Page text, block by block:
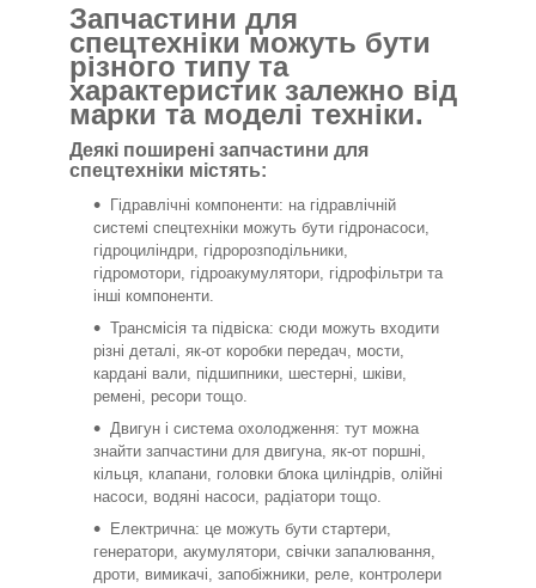
Запчастини для
спецтехніки можуть бути
різного типу та
характеристик залежно від
марки та моделі техніки.
Деякі поширені запчастини для
спецтехніки містять:
Гідравлічні компоненти: на гідравлічній
системі спецтехніки можуть бути гідронасоси,
гідроциліндри, гідророзподільники,
гідромотори, гідроакумулятори, гідрофільтри та
інші компоненти.
Трансмісія та підвіска: сюди можуть входити
різні деталі, як-от коробки передач, мости,
кардані вали, підшипники, шестерні, шківи,
ремені, ресори тощо.
Двигун і система охолодження: тут можна
знайти запчастини для двигуна, як-от поршні,
кільця, клапани, головки блока циліндрів, олійні
насоси, водяні насоси, радіатори тощо.
Електрична: це можуть бути стартери,
генератори, акумулятори, свічки запалювання,
дроти, вимикачі, запобіжники, реле, контролери